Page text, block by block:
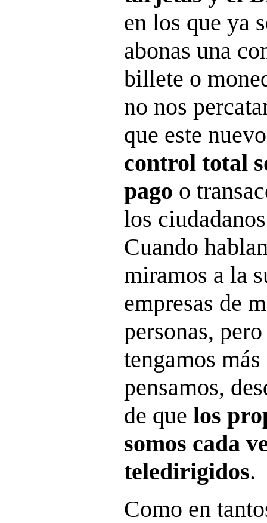
en los que ya
abonas una
billete o
no nos
que este
control total
pago o
los
Cuando
miramos a la
empresas de
personas,
tengamos
pensamos,
de que los
somos cada
teledirigidos.
Como en